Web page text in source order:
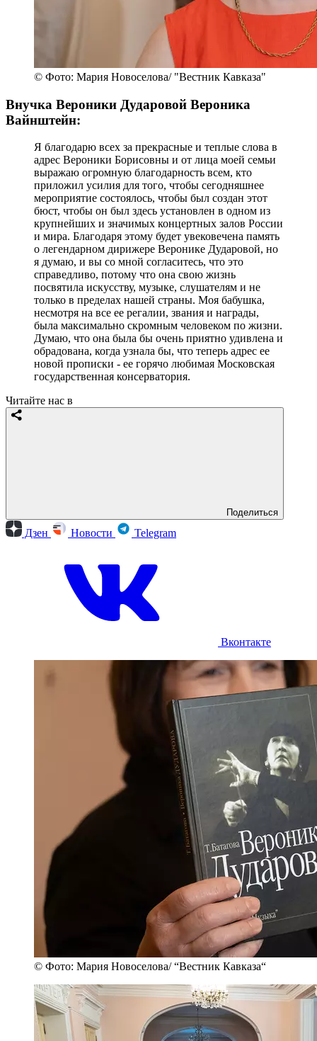
© Фото: Мария Новоселова/ "Вестник Кавказа"
Внучка Вероники Дударовой Вероника
Вайнштейн:
Я благодарю всех за прекрасные и теплые слова в
адрес Вероники Борисовны и от лица моей семьи
выражаю огромную благодарность всем, кто
приложил усилия для того, чтобы сегодняшнее
мероприятие состоялось, чтобы был создан этот
бюст, чтобы он был здесь установлен в одном из
крупнейших и значимых концертных залов России
и мира. Благодаря этому будет увековечена память
о легендарном дирижере Веронике Дударовой, но
я думаю, и вы со мной согласитесь, что это
справедливо, потому что она свою жизнь
посвятила искусству, музыке, слушателям и не
только в пределах нашей страны. Моя бабушка,
несмотря на все ее регалии, звания и награды,
была максимально скромным человеком по жизни.
Думаю, что она была бы очень приятно удивлена и
обрадована, когда узнала бы, что теперь адрес ее
новой прописки - ее горячо любимая Московская
государственная консерватория.
Читайте нас в
Поделиться
Дзен Новости Telegram
Вконтакте
© Фото: Мария Новоселова/ “Вестник Кавказа“